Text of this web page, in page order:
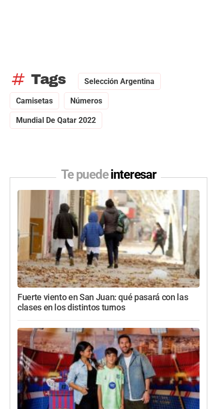
tag Tags Selección Argentina
Camisetas Números
Mundial De Qatar 2022
Te puedeinteresar
Fuerte viento en San Juan: qué pasará con las
clases en los distintos turnos